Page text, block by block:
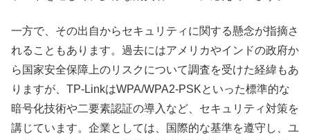
一方で、その出自からセキュリティに関する懸念が指摘さ
れることもあります。過去にはアメリカやインドの政府か
ら国家安全保障上のリスクについて調査を受けた経緯もあ
りますが、TP-LinkはWPA/WPA2-PSKといった標準的な
暗号化技術や二要素認証の導入など、セキュリティ対策を
講じています。企業としては、国際的な基準を遵守し、ユ